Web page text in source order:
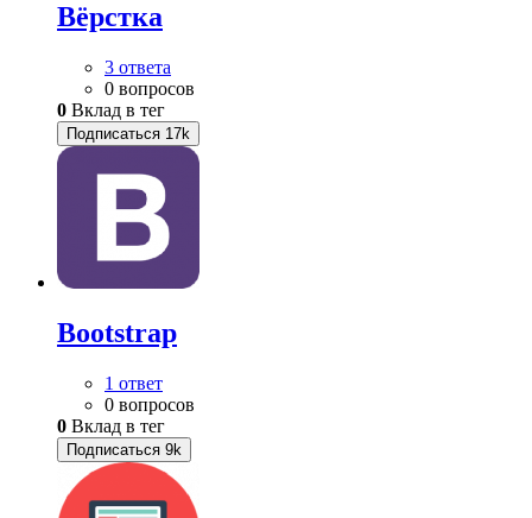
Вёрстка
3 ответа
0 вопросов
0 Вклад в тег
Подписаться 17k
Bootstrap
1 ответ
0 вопросов
0 Вклад в тег
Подписаться 9k